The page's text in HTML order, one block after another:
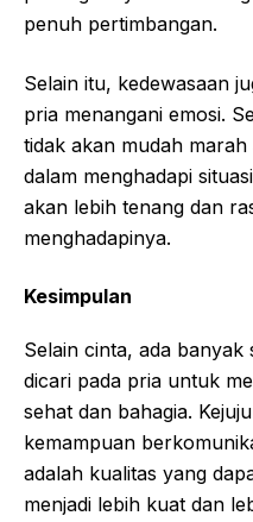
penuh pertimbangan.
Selain itu, kedewasaan
pria menangani emosi.
tidak akan mudah
dalam menghadapi
akan lebih tenang dan
menghadapinya.
Kesimpulan
Selain cinta, ada
dicari pada pria untuk
sehat dan bahagia.
kemampuan
adalah kualitas yang
menjadi lebih kuat dan